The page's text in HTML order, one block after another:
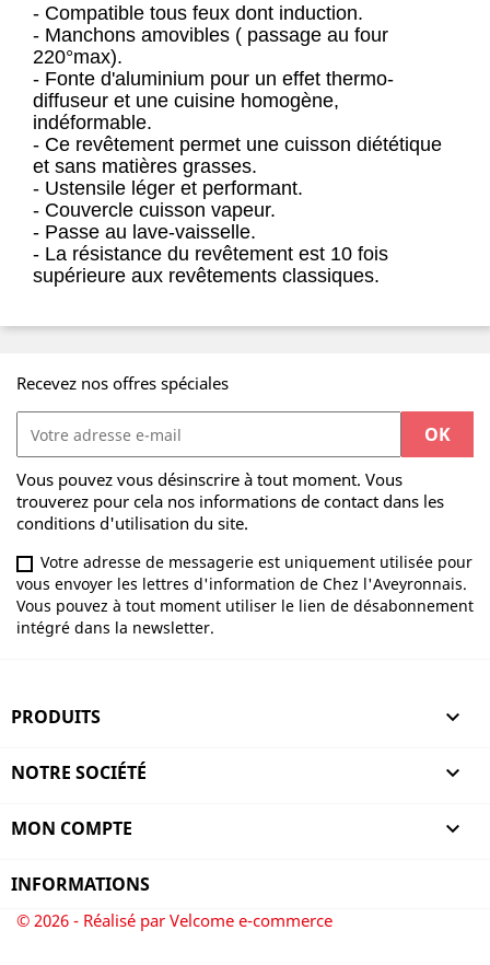
- Compatible tous feux dont induction.
- Manchons amovibles ( passage au four
220°max).
- Fonte d'aluminium pour un effet thermo-
diffuseur et une cuisine homogène,
indéformable.
- Ce revêtement permet une cuisson diététique
et sans matières grasses.
- Ustensile léger et performant.
- Couvercle cuisson vapeur.
- Passe au lave-vaisselle.
- La résistance du revêtement est 10 fois
supérieure aux revêtements classiques.
Recevez nos offres spéciales
Vous pouvez vous désinscrire à tout moment. Vous
trouverez pour cela nos informations de contact dans les
conditions d'utilisation du site.
Votre adresse de messagerie est uniquement utilisée pour
vous envoyer les lettres d'information de Chez l'Aveyronnais.
Vous pouvez à tout moment utiliser le lien de désabonnement
intégré dans la newsletter.
PRODUITS 
NOTRE SOCIÉTÉ 
MON COMPTE 
INFORMATIONS
© 2026 - Réalisé par Velcome e-commerce